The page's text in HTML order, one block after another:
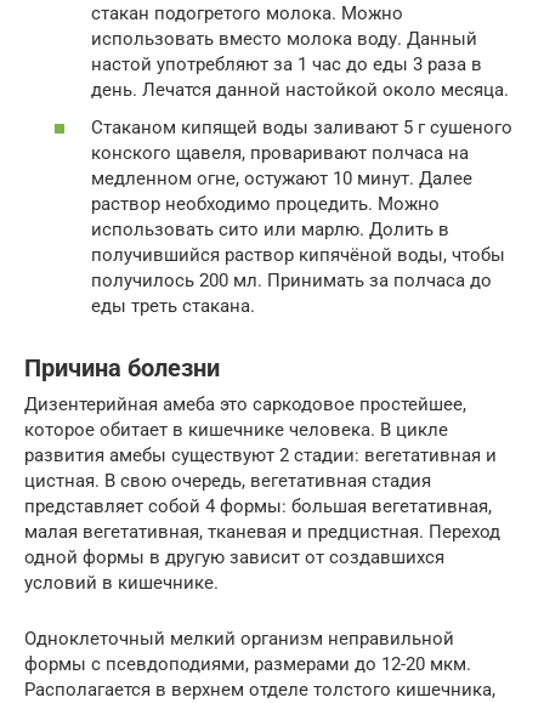
стакан подогретого молока. Можно
использовать вместо молока воду. Данный
настой употребляют за 1 час до еды 3 раза в
день. Лечатся данной настойкой около месяца.
Стаканом кипящей воды заливают 5 г сушеного
конского щавеля, проваривают полчаса на
медленном огне, остужают 10 минут. Далее
раствор необходимо процедить. Можно
использовать сито или марлю. Долить в
получившийся раствор кипячёной воды, чтобы
получилось 200 мл. Принимать за полчаса до
еды треть стакана.
Причина болезни
Дизентерийная амеба это саркодовое простейшее,
которое обитает в кишечнике человека. В цикле
развития амебы существуют 2 стадии: вегетативная и
цистная. В свою очередь, вегетативная стадия
представляет собой 4 формы: большая вегетативная,
малая вегетативная, тканевая и предцистная. Переход
одной формы в другую зависит от создавшихся
условий в кишечнике.
Одноклеточный мелкий организм неправильной
формы с псевдоподиями, размерами до 12-20 мкм.
Располагается в верхнем отделе толстого кишечника,